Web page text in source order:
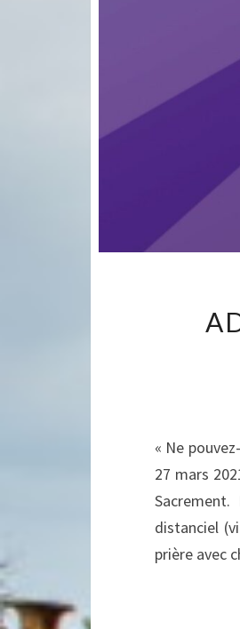
« Ne
27 mars
distanciel
prière avec